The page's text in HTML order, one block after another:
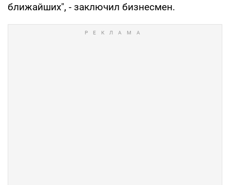
ближайших", - заключил бизнесмен.